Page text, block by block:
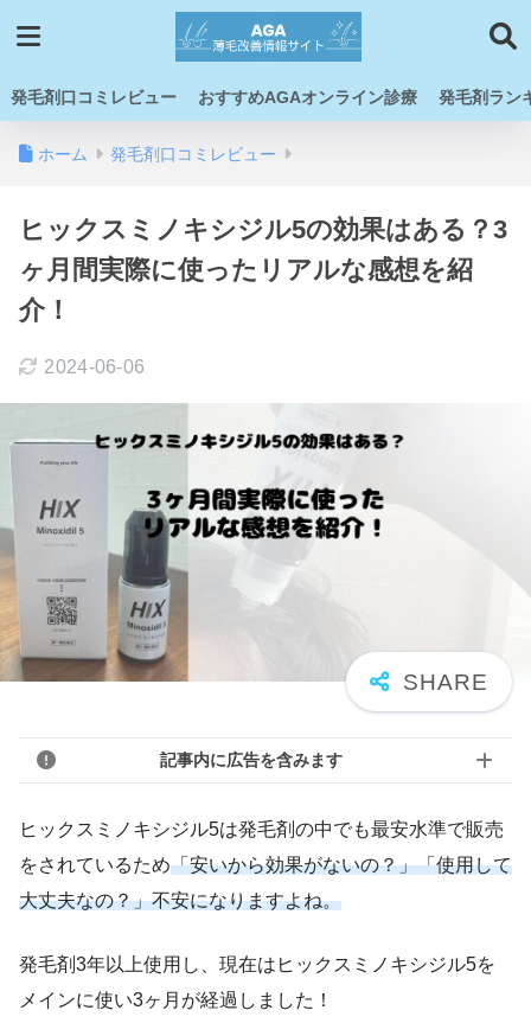
発毛剤口コミレビュー おすすめAGAオンライン診療 発毛剤ラン
ホーム 発毛剤口コミレビュー
ヒックスミノキシジル5の効果はある？3
ヶ月間実際に使ったリアルな感想を紹
介！
2024-06-06
記事内に広告を含みます
ヒックスミノキシジル5は発毛剤の中でも最安水準で販売
をされているため「安いから効果がないの？」「使用して
大丈夫なの？」不安になりますよね。
発毛剤3年以上使用し、現在は ヒックスミノキシジル5を
メインに使い3ヶ月が経過しました！